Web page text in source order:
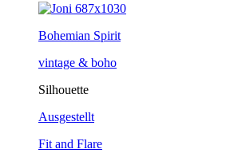
Bohemian Spirit
vintage & boho
Silhouette
Ausgestellt
Fit and Flare